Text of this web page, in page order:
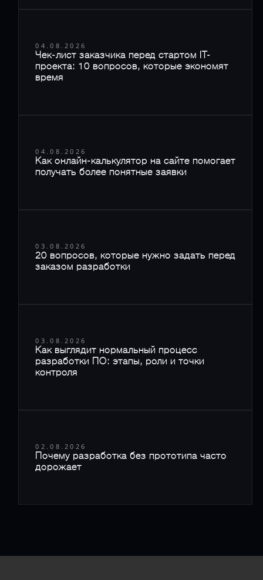
04.08.2026
Чек-лист заказчика перед стартом IT-
проекта: 10 вопросов, которые экономят
время
04.08.2026
Как онлайн-калькулятор на сайте помогает
получать более понятные заявки
03.08.2026
20 вопросов, которые нужно задать перед
заказом разработки
03.08.2026
Как выглядит нормальный процесс
разработки ПО: этапы, роли и точки
контроля
02.08.2026
Почему разработка без прототипа часто
дорожает